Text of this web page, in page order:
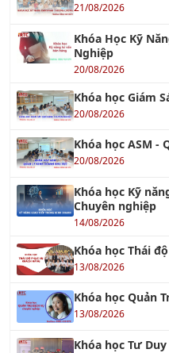
21/08/2026
Khóa Học Kỹ
Nghiệp
20/08/2026
Khóa học Giám
20/08/2026
Khóa học ASM -
20/08/2026
Khóa học Kỹ
Chuyên nghiệp
14/08/2026
Khóa học Thái
13/08/2026
Khóa học Quản
13/08/2026
Khóa học Tư